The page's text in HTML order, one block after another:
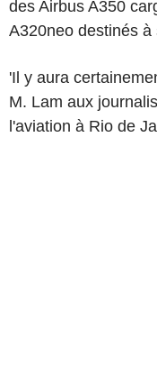
des Airbus A350
A320neo destinés
'Il y aura
M. Lam aux
l'aviation à Rio de